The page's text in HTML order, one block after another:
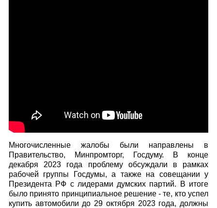
Многочисленные жалобы были направлены в
Правительство, Минпромторг, Госдуму. В конце
декабря 2023 года проблему обсуждали в рамках
рабочей группы Госдумы, а также на совещании у
Президента РФ с лидерами думских партий. В итоге
было принято принципиальное решение - те, кто успел
купить автомобили до 29 октября 2023 года, должны